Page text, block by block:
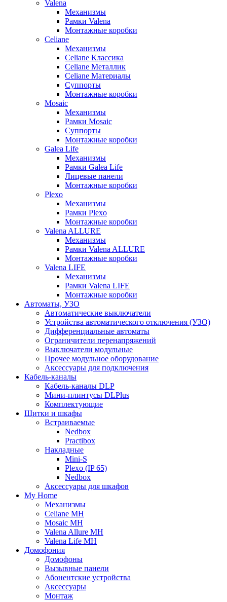
Valena
Механизмы
Рамки Valena
Монтажные коробки
Celiane
Механизмы
Celiane Классика
Celiane Металлик
Celiane Материалы
Суппорты
Монтажные коробки
Mosaic
Механизмы
Рамки Mosaic
Суппорты
Монтажные коробки
Galea Life
Механизмы
Рамки Galea Life
Лицевые панели
Монтажные коробки
Plexo
Механизмы
Рамки Plexo
Монтажные коробки
Valena ALLURE
Механизмы
Рамки Valena ALLURE
Монтажные коробки
Valena LIFE
Механизмы
Рамки Valena LIFE
Монтажные коробки
Автоматы, УЗО
Автоматические выключатели
Устройства автоматического отключения (УЗО)
Дифференциальные автоматы
Ограничители перенапряжений
Выключатели модульные
Прочее модульное оборудование
Аксессуары для подключения
Кабель-каналы
Кабель-каналы DLP
Мини-плинтусы DLPlus
Комплектующие
Щитки и шкафы
Встраиваемые
Nedbox
Practibox
Накладные
Mini-S
Plexo (IP 65)
Nedbox
Аксессуары для шкафов
My Home
Механизмы
Celiane MH
Mosaic MH
Valena Allure MH
Valena Life MH
Домофония
Домофоны
Вызывные панели
Абонентские устройства
Аксессуары
Монтаж